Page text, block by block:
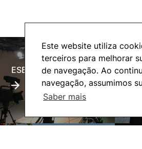
Este website utiliza
terceiros para melhorar
de navegação. Ao
navegação, assumimos
Saber mais
ESECTV